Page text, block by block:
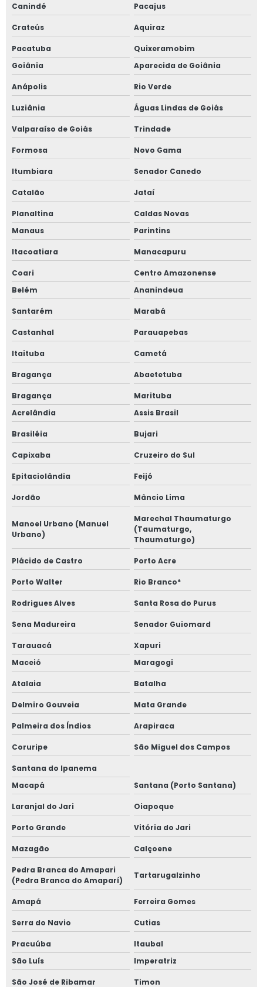
Canindé Pacajus
Crateús Aquiraz
Pacatuba
Quixeramobim
Goiânia
Aparecida de Goiânia
Anápolis Rio Verde
Luziânia Águas Lindas de Goiás
Valparaíso de Goiás Trindade
Formosa Novo Gama
Itumbiara Senador Canedo
Catalão Jataí
Planaltina
Caldas Novas
Manaus
Parintins
Itacoatiara Manacapuru
Coari
Centro Amazonense
Belém
Ananindeua
Santarém Marabá
Castanhal Parauapebas
Itaituba Cametá
Bragança Abaetetuba
Bragança
Marituba
Acrelândia
Assis Brasil
Brasiléia Bujari
Capixaba Cruzeiro do Sul
Epitaciolândia Feijó
Jordão Mâncio Lima
Manoel Urbano (Manuel
Urbano)
Marechal Thaumaturgo
(Taumaturgo,
Thaumaturgo)
Plácido de Castro Porto Acre
Porto Walter Rio Branco*
Rodrigues Alves Santa Rosa do Purus
Sena Madureira Senador Guiomard
Tarauacá
Xapuri
Maceió
Maragogi
Atalaia Batalha
Delmiro Gouveia Mata Grande
Palmeira dos Índios Arapiraca
Coruripe São Miguel dos Campos
Santana do Ipanema
Macapá
Santana (Porto Santana)
Laranjal do Jari Oiapoque
Porto Grande Vitória do Jari
Mazagão Calçoene
Pedra Branca do Amapari
(Pedra Branca do Amaparí)
Tartarugalzinho
Amapá Ferreira Gomes
Serra do Navio Cutias
Pracuúba
Itaubal
São Luís
Imperatriz
São José de Ribamar Timon